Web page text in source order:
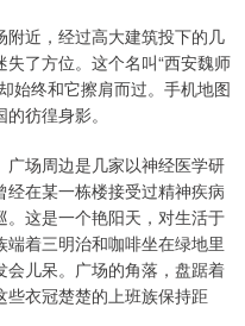
近，经过高大建筑投下的几
了方位。这个名叫“西安魏师
始终和它擦肩而过。手机地图
彷徨身影。
场周边是几家以神经医学研
在某一栋楼接受过精神疾病
这是一个艳阳天，对生活于
着三明治和咖啡坐在绿地里
儿呆。广场的角落，盘踞着
些衣冠楚楚的上班族保持距